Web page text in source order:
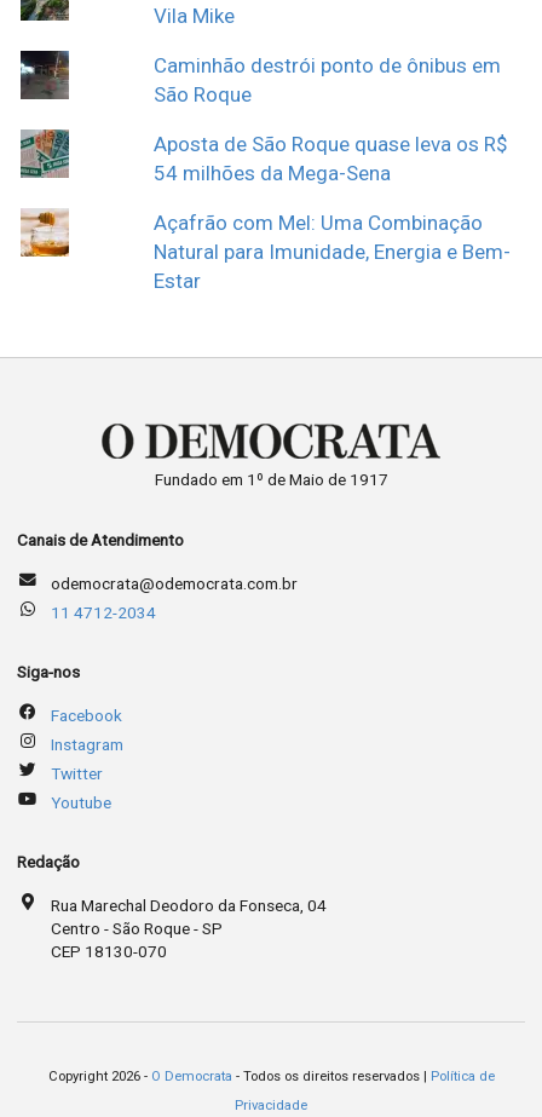
Vila Mike
Caminhão destrói ponto de ônibus em
São Roque
Aposta de São Roque quase leva os R$
54 milhões da Mega-Sena
Açafrão com Mel: Uma Combinação
Natural para Imunidade, Energia e Bem-
Estar
Fundado em 1º de Maio de 1917
Canais de Atendimento
odemocrata@odemocrata.com.br
11 4712-2034
Siga-nos
Facebook
Instagram
Twitter
Youtube
Redação
Rua Marechal Deodoro da Fonseca, 04
Centro - São Roque - SP
CEP 18130-070
Copyright 2026 - O Democrata - Todos os direitos reservados |
Política de
Privacidade